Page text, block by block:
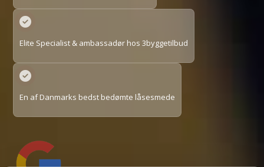
Elite Specialist & ambassadør hos 3byggetilbud
En af Danmarks bedst bedømte låsesmede